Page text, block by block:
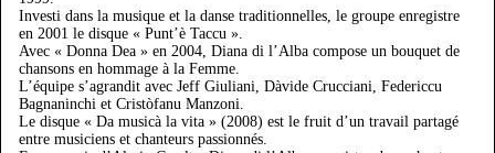
Investi dans la musique et la danse traditionnelles, le groupe enregistre
en 2001 le disque « Punt’è Taccu ».
Avec « Donna Dea » en 2004, Diana di l’Alba compose un bouquet de
chansons en hommage à la Femme.
L’équipe s’agrandit avec Jeff Giuliani, Dàvide Crucciani, Federiccu
Bagnaninchi et Cristòfanu Manzoni.
Le disque « Da musicà la vita » (2008) est le fruit d’un travail partagé
entre musiciens et chanteurs passionnés.